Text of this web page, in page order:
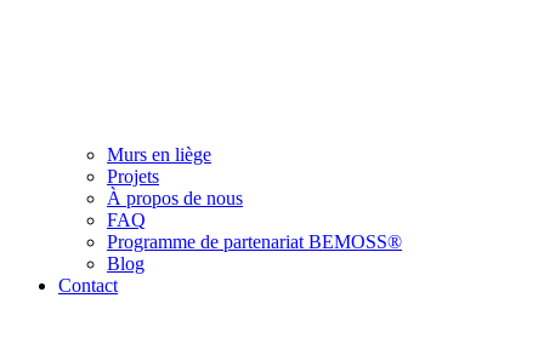
Murs en liège
Projets
À propos de nous
FAQ
Programme de partenariat BEMOSS®
Blog
Contact